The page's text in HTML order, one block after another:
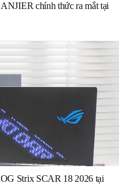
chính thức ra mắt tại
Strix SCAR 18 2026 tại